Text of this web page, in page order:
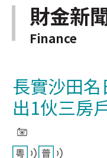
財金新
Finance
長實沙田
出1伙三房